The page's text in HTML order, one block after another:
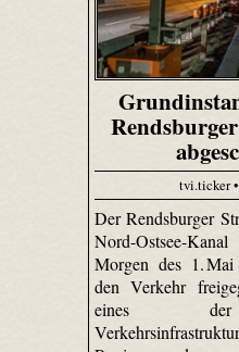
tvi.ticker
Der Rendsburger
Nord-Ostsee-
Morgen des 1.
den Verkehr
eines der